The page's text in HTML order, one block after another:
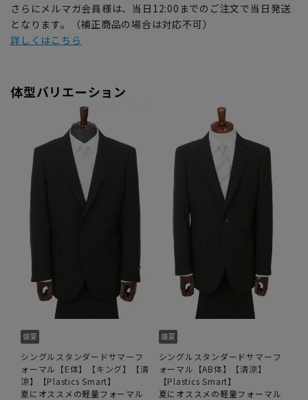
さらにメルマガ会員様は、当日12:00までのご注文で当日発送
となります。（補正商品の場合は対応不可）
詳しくはこちら
体型バリエーション
シングルスタンダードサマーフ
ォーマル【E体】【キング】【清
涼】【Plastics Smart】
夏にオススメの軽量フォーマル
シングルスタンダードサマーフ
ォーマル【AB体】【清涼】
【Plastics Smart】
夏にオススメの軽量フォーマル